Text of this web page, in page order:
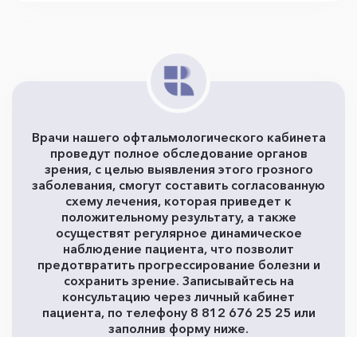
Врачи нашего офтальмологического кабинета
проведут полное обследование органов
зрения, с целью выявления этого грозного
заболевания, смогут составить согласованную
схему лечения, которая приведет к
положительному результату, а также
осуществят регулярное динамическое
наблюдение пациента, что позволит
предотвратить прогрессирование болезни и
сохранить зрение. Записывайтесь на
консультацию через личный кабинет
пациента, по телефону 8 812 676 25 25 или
заполнив форму ниже.